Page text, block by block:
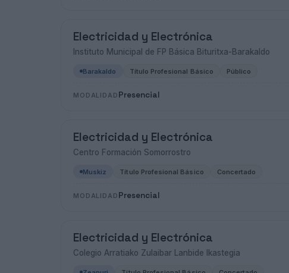
Electricidad y Electrónica
Instituto Municipal de FP Básica Bituritxa-Barakaldo
Barakaldo Título Profesional Básico Público
MODALIDAD Presencial
Electricidad y Electrónica
Centro Formación Somorrostro
Muskiz Título Profesional Básico Concertado
MODALIDAD Presencial
Electricidad y Electrónica
Colegio Arratiako Zulaibar Lanbide Ikastegia